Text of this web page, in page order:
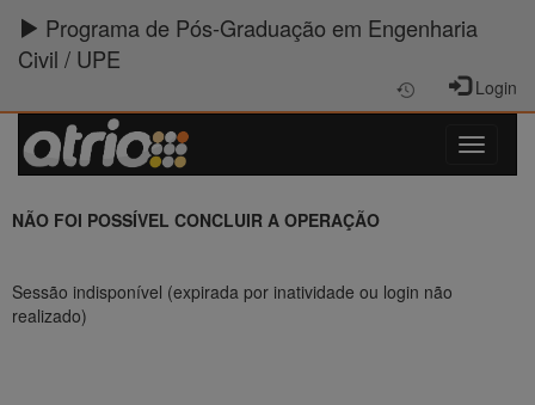
Programa de Pós-Graduação em Engenharia
Civil / UPE
Login
NÃO FOI POSSÍVEL CONCLUIR A OPERAÇÃO
Sessão indisponível (expirada por inatividade ou login não
realizado)